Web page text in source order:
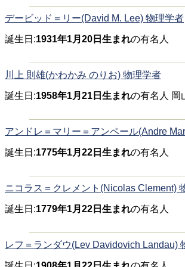
デービッド＝リー(David M. Lee) 物理学者
誕生日:1931年1月20日生まれの有名人
川上 則雄(かわかみ のりお) 物理学者
誕生日:1958年1月21日生まれの有名人 岡
アンドレ＝マリー＝アンペール(Andre
誕生日:1775年1月22日生まれの有名人
ニコラス＝クレメント(Nicolas Clement)
誕生日:1779年1月22日生まれの有名人
レフ＝ランダウ(Lev Davidovich Landau)